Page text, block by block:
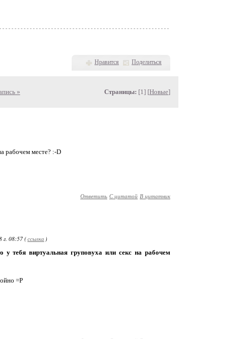
Нравится Поделиться
» Страницы: [1] [Новые]
рабочем месте? :-D
Ответить С цитатой В цитатник
г. 08:57 (ссылка )
у тебя виртуальная груповуха или секс на рабочем
=Р